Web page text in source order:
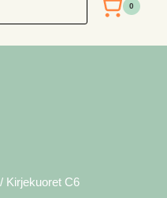
0
/ Kirjekuoret C6